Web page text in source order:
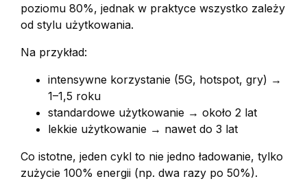
poziomu 80%, jednak w praktyce wszystko zależy
od stylu użytkowania.
Na przykład:
intensywne korzystanie (5G, hotspot, gry) →
1–1,5 roku
standardowe użytkowanie → około 2 lat
lekkie użytkowanie → nawet do 3 lat
Co istotne, jeden cykl to nie jedno ładowanie, tylko
zużycie 100% energii (np. dwa razy po 50%).